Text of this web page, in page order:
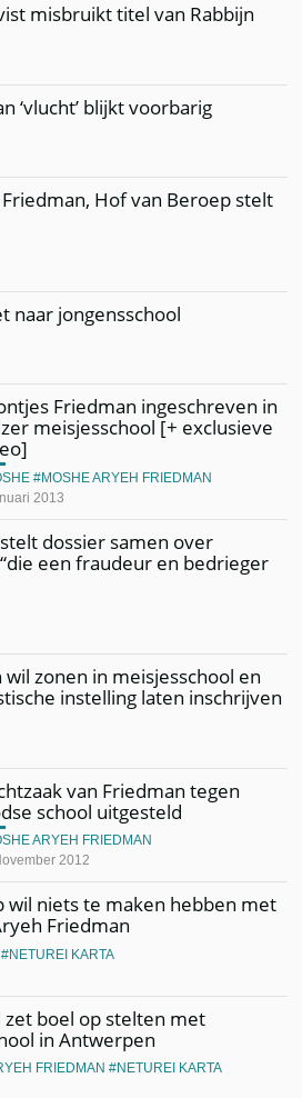
misbruikt titel van Rabbijn
‘vlucht’ blijkt voorbarig
Hof van Beroep stelt
naar jongensschool
Friedman ingeschreven in
meisjesschool [+ exclusieve
2013
MOSHE ARYEH FRIEDMAN
dossier samen over
een fraudeur en bedrieger
zonen in meisjesschool en
instelling laten inschrijven
van Friedman tegen
school uitgesteld
2012
ARYEH FRIEDMAN
wil niets te maken hebben met
Friedman
NETUREI KARTA
boel op stelten met
in Antwerpen
FRIEDMAN NETUREI KARTA